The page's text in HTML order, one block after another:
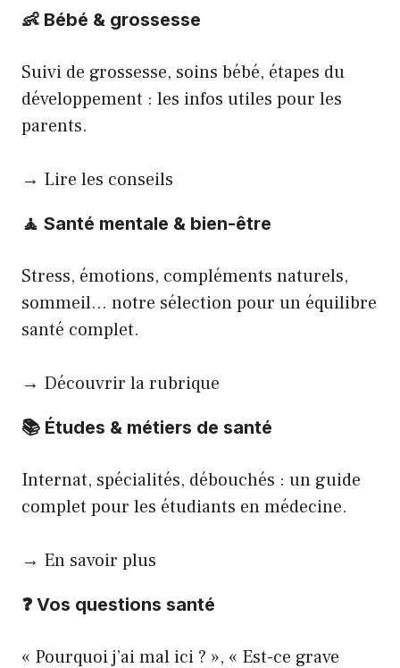
👶 Bébé & grossesse
Suivi de grossesse, soins bébé, étapes du
développement : les infos utiles pour les
parents.
→ Lire les conseils
🧘 Santé mentale & bien-être
Stress, émotions, compléments naturels,
sommeil… notre sélection pour un équilibre
santé complet.
→ Découvrir la rubrique
📚 Études & métiers de santé
Internat, spécialités, débouchés : un guide
complet pour les étudiants en médecine.
→ En savoir plus
❓ Vos questions santé
« Pourquoi j’ai mal ici ? », « Est-ce grave